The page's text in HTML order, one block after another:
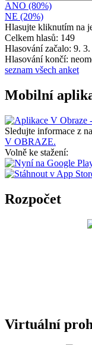
ANO (80%)
NE (20%)
Hlasujte kliknutím na
Celkem hlasů: 149
Hlasování začalo: 9.
Hlasování končí:
seznam všech anket
Mobilní
Sledujte informace z
V OBRAZE.
Volně ke stažení:
Rozpočet
Virtuální